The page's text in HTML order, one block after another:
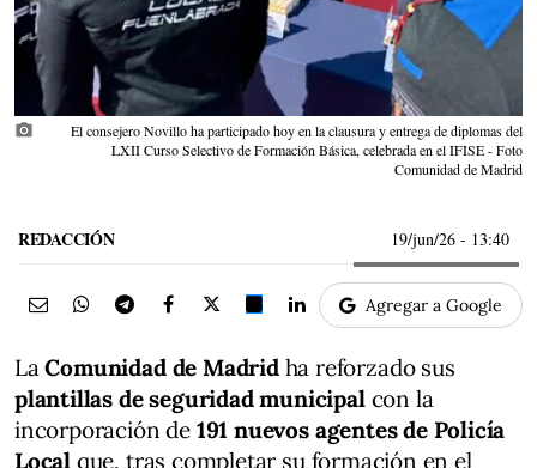
photo_camera
El consejero Novillo ha participado hoy en la clausura y entrega de diplomas del
LXII Curso Selectivo de Formación Básica, celebrada en el IFISE - Foto
Comunidad de Madrid
REDACCIÓN 19/jun/26 - 13:40
Agregar a Google
LaComunidad de Madridha reforzado sus
plantillas de seguridad municipalcon la
incorporación de 191 nuevos agentes de Policía
Local que, tras completar su formación en el